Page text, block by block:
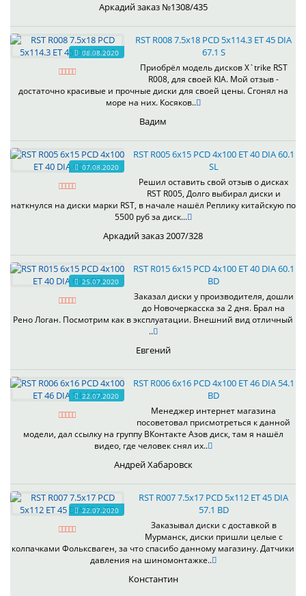
Аркадий заказ №1308/435
08.08.2020
RST R008 7.5x18 PCD 5x114.3 ET 45 DIA
67.1 S
Приобрёл модель дисков X`trike RST
R008, для своей KIA. Мой отзыв -
достаточно красивые и прочные диски для своей цены. Сгонял на
море на них. Косяков..
Вадим
07.08.2020
RST R005 6x15 PCD 4x100 ET 40 DIA 60.1
SL
Решил оставить свой отзыв о дисках
RST R005, Долго выбирал диски и
наткнулся на диски марки RST, в начале нашёл Реплику китайскую по
5500 руб за диск...
Аркадий заказ 2007/328
25.07.2020
RST R015 6x15 PCD 4x100 ET 40 DIA 60.1
BD
Заказал диски у производителя, дошли
до Новочеркасска за 2 дня. Брал на
Рено Логан. Посмотрим как в эксплуатации. Внешний вид отличный
..
Евгений
22.07.2020
RST R006 6x16 PCD 4x100 ET 46 DIA 54.1
BD
Менеджер интернет магазина
посоветовал присмотреться к данной
модели, дал ссылку на группу ВКонтакте Азов диск, там я нашёл
видео, где человек снял их..
Андрей Хабаровск
22.07.2020
RST R007 7.5x17 PCD 5x112 ET 45 DIA
57.1 BD
Заказывал диски с доставкой в
Мурманск, диски пришли целые с
колпачками Фольксваген, за что спасибо данному магазину. Датчики
давления на шиномонтажке..
Константин